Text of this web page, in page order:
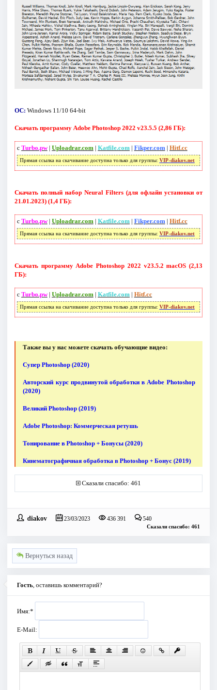
ОС: Windows 11/10 64-bit
Скачать программу Adobe Photoshop 2022 v23.5.5 (2,86 ГБ):
с Turbo.pw| Uploadrar.com | Katfile.com | Fikper.com | Hitf.cc
Прямая ссылка на скачивание доступна только для группы: VIP-diakov.net
Скачать полный набор Neural Filters (для офлайн установки от
21.01.2023) (1,4 ГБ):
с Turbo.pw| Uploadrar.com | Katfile.com | Fikper.com | Hitf.cc
Прямая ссылка на скачивание доступна только для группы: VIP-diakov.net
Скачать программу Adobe Photoshop 2022 v23.5.2 macOS (2,13
ГБ):
с Turbo.pw| Uploadrar.com | Katfile.com | Hitf.cc
Прямая ссылка на скачивание доступна только для группы: VIP-diakov.net
Также вы у нас можете скачать обучающие видео:
Супер Photoshop (2020)
Авторский курс продвинутой обработки в Adobe Photoshop
(2020)
Великий Photoshop (2019)
Adobe Photoshop: Коммерческая ретушь
Тонирование в Photoshop + Бонусы (2020)
Кинематографичная обработка в Photoshop + Бонус (2019)
Сказали спасибо: 461
diakov 23/03/2023 436 391 540
Сказали спасибо: 461
Вернуться назад
Гость, оставишь комментарий?
Имя:*
E-Mail: